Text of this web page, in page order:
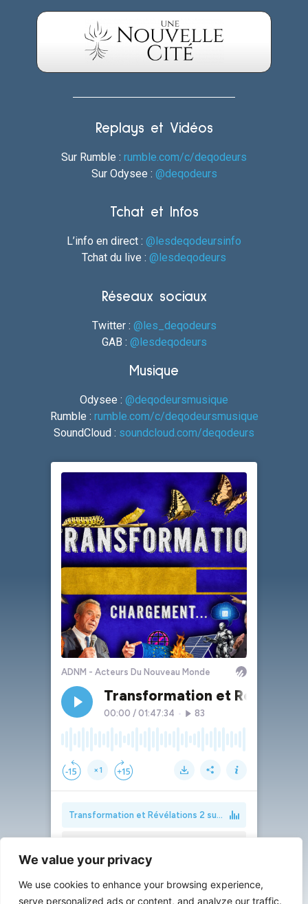
We value your privacy
We use cookies to enhance your browsing experience,
serve personalized ads or content, and analyze our traffic.
Replays et Vidéos
Sur Rumble : rumble.com/c/deqodeurs
Sur Odysee : @deqodeurs
Tchat et Infos
L’info en direct : @lesdeqodeursinfo
Tchat du live : @lesdeqodeurs
Réseaux sociaux
Twitter : @les_deqodeurs
GAB : @lesdeqodeurs
Musique
Odysee : @deqodeursmusique
Rumble : rumble.com/c/deqodeursmusique
SoundCloud : soundcloud.com/deqodeurs